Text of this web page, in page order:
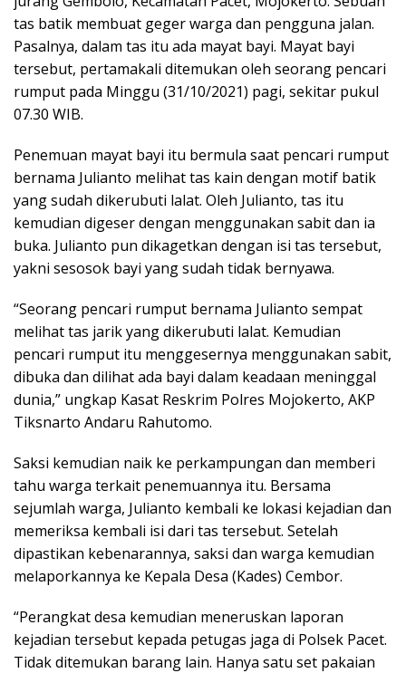
tas batik membuat geger warga dan pengguna jalan.
Pasalnya, dalam tas itu ada mayat bayi. Mayat bayi
tersebut, pertamakali ditemukan oleh seorang pencari
rumput pada Minggu (31/10/2021) pagi, sekitar pukul
07.30 WIB.
Penemuan mayat bayi itu bermula saat pencari rumput
bernama Julianto melihat tas kain dengan motif batik
yang sudah dikerubuti lalat. Oleh Julianto, tas itu
kemudian digeser dengan menggunakan sabit dan ia
buka. Julianto pun dikagetkan dengan isi tas tersebut,
yakni sesosok bayi yang sudah tidak bernyawa.
“Seorang pencari rumput bernama Julianto sempat
melihat tas jarik yang dikerubuti lalat. Kemudian
pencari rumput itu menggesernya menggunakan sabit,
dibuka dan dilihat ada bayi dalam keadaan meninggal
dunia,” ungkap Kasat Reskrim Polres Mojokerto, AKP
Tiksnarto Andaru Rahutomo.
Saksi kemudian naik ke perkampungan dan memberi
tahu warga terkait penemuannya itu. Bersama
sejumlah warga, Julianto kembali ke lokasi kejadian dan
memeriksa kembali isi dari tas tersebut. Setelah
dipastikan kebenarannya, saksi dan warga kemudian
melaporkannya ke Kepala Desa (Kades) Cembor.
“Perangkat desa kemudian meneruskan laporan
kejadian tersebut kepada petugas jaga di Polsek Pacet.
Tidak ditemukan barang lain. Hanya satu set pakaian